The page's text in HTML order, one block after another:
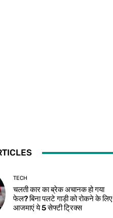
TECH
चलती कार का ब्रेक अचानक हो गया
फेल? बिना पलटे गाड़ी को रोकने के लिए
आजमाएं ये 5 सेफ्टी ट्रिक्स